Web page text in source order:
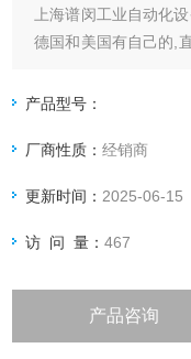
上海谱闵工业自动化
德国和美国有自己的,
货给我们提供固定折
渠道广: 除了现货，我
们可以采购到由于保护
产品型号：
厂商性质：经销商
更新时间： 2025-06-15
访 问 量：467
产品咨询